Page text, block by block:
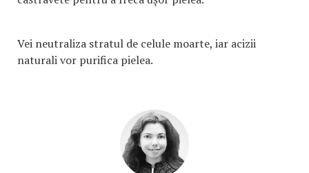
Vei neutraliza stratul de celule moarte, iar acizii
naturali vor purifica pielea.